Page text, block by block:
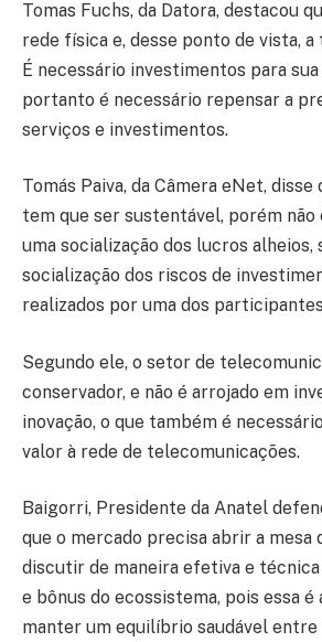
Tomas Fuchs, da Datora, destacou
rede física e, desse ponto de vista,
É necessário investimentos para
portanto é necessário repensar a
serviços e investimentos.
Tomás Paiva, da Câmera eNet,
tem que ser sustentável, porém
uma socialização dos lucros alheios,
socialização dos riscos de
realizados por uma dos
Segundo ele, o setor de
conservador, e não é arrojado em
inovação, o que também é
valor à rede de telecomunicações.
Baigorri, Presidente da Anatel
que o mercado precisa abrir a mesa
discutir de maneira efetiva e técnica
e bônus do ecossistema, pois essa é
manter um equilíbrio saudável